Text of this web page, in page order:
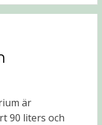
är
90 liters och